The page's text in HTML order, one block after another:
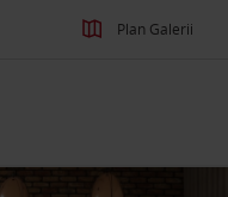
Plan Galerii